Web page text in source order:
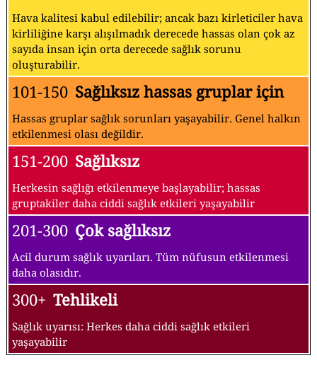
Hava kalitesi kabul edilebilir; ancak bazı kirleticiler hava
kirliliğine karşı alışılmadık derecede hassas olan çok az
sayıda insan için orta derecede sağlık sorunu
oluşturabilir.
101-150 Sağlıksız hassas gruplar için
Hassas gruplar sağlık sorunları yaşayabilir. Genel halkın
etkilenmesi olası değildir.
151-200 Sağlıksız
Herkesin sağlığı etkilenmeye başlayabilir; hassas
gruptakiler daha ciddi sağlık etkileri yaşayabilir
201-300 Çok sağlıksız
Acil durum sağlık uyarıları. Tüm nüfusun etkilenmesi
daha olasıdır.
300+ Tehlikeli
Sağlık uyarısı: Herkes daha ciddi sağlık etkileri
yaşayabilir